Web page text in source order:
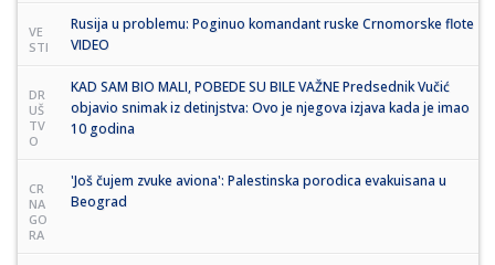
VE
STI
Rusija u problemu: Poginuo komandant ruske Crnomorske flote
VIDEO
DR
UŠ
TV
O
KAD SAM BIO MALI, POBEDE SU BILE VAŽNE Predsednik Vučić
objavio snimak iz detinjstva: Ovo je njegova izjava kada je imao
10 godina
CR
NA
GO
RA
'Još čujem zvuke aviona': Palestinska porodica evakuisana u
Beograd